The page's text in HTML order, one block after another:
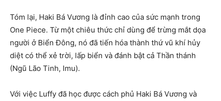
Tóm lại, Haki Bá Vương là đỉnh cao của sức mạnh trong
One Piece. Từ một chiêu thức chỉ dùng để trừng mắt dọa
người ở Biển Đông, nó đã tiến hóa thành thứ vũ khí hủy
diệt có thể xẻ trời, lấp biển và đánh bật cả Thần thánh
(Ngũ Lão Tinh, Imu).
Với việc Luffy đã học được cách phủ Haki Bá Vương và